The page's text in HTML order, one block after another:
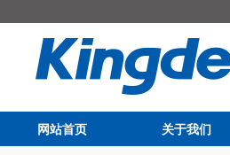
网站首页 关于我们